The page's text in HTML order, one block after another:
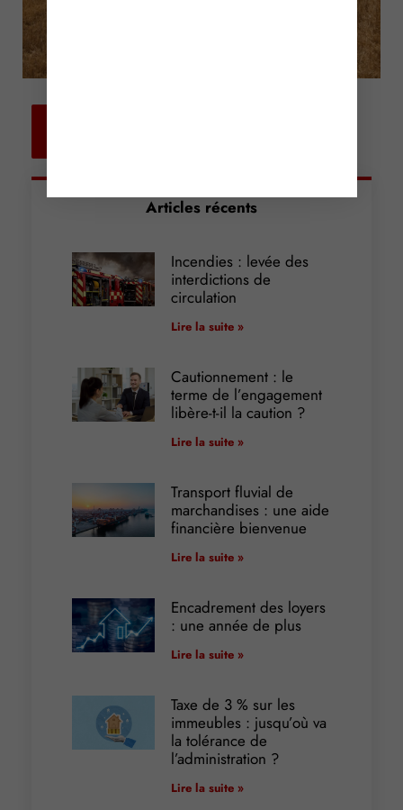
Articles récents
Incendies : levée des
interdictions de
circulation
Lire la suite »
Cautionnement : le
terme de l’engagement
libère-t-il la caution ?
Lire la suite »
Transport fluvial de
marchandises : une aide
financière bienvenue
Lire la suite »
Encadrement des loyers
: une année de plus
Lire la suite »
Taxe de 3 % sur les
immeubles : jusqu’où va
la tolérance de
l’administration ?
Lire la suite »